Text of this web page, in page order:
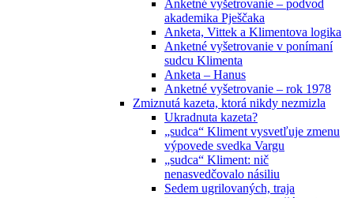
Anketné vyšetrovanie – podvod
akademika Pješčaka
Anketa, Vittek a Klimentova logika
Anketné vyšetrovanie v ponímaní
sudcu Klimenta
Anketa – Hanus
Anketné vyšetrovanie – rok 1978
Zmiznutá kazeta, ktorá nikdy nezmizla
Ukradnuta kazeta?
„sudca“ Kliment vysvetľuje zmenu
výpovede svedka Vargu
„sudca“ Kliment: nič
nenasvedčovalo násiliu
Sedem ugrilovaných, traja